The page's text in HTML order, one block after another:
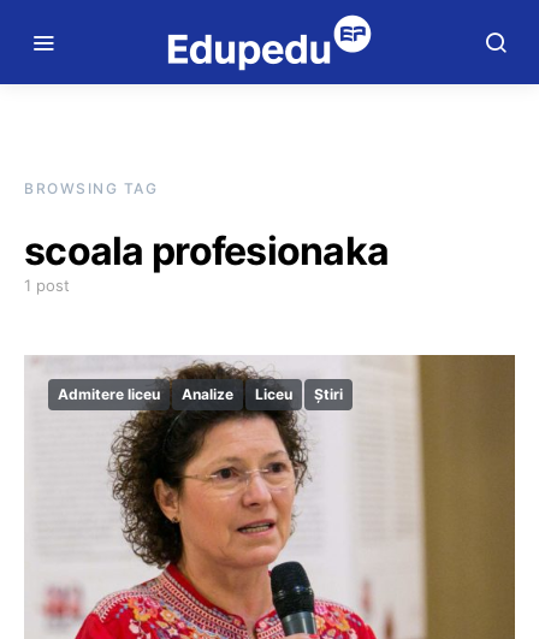
BROWSING TAG
scoala profesionaka
1 post
Admitere liceu Analize Liceu Știri